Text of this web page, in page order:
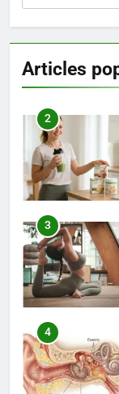
Articles
1
2
3
4